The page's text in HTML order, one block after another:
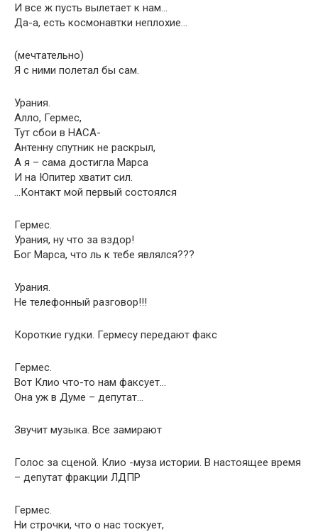
И все ж пусть вылетает к нам…
Да-а, есть космонавтки неплохие…
(мечтательно)
Я с ними полетал бы сам.
Урания.
Алло, Гермес,
Тут сбои в НАСА-
Антенну спутник не раскрыл,
А я – сама достигла Марса
И на Юпитер хватит сил.
…Контакт мой первый состоялся
Гермес.
Урания, ну что за вздор!
Бог Марса, что ль к тебе являлся???
Урания.
Не телефонный разговор!!!
Короткие гудки. Гермесу передают факс
Гермес.
Вот Клио что-то нам факсует…
Она уж в Думе – депутат…
Звучит музыка. Все замирают
Голос за сценой. Клио -муза истории. В настоящее время
– депутат фракции ЛДПР
Гермес.
Ни строчки, что о нас тоскует,